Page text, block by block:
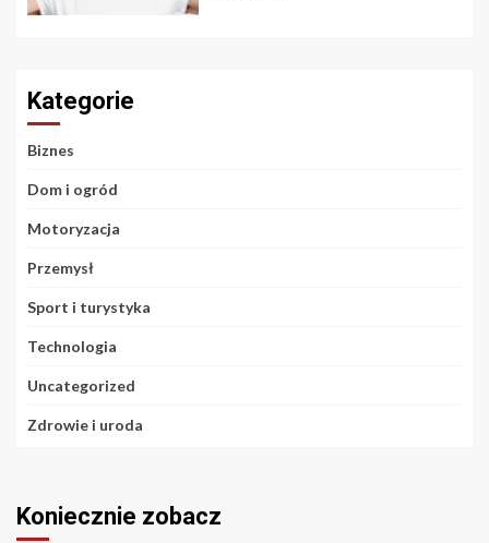
Kategorie
Biznes
Dom i ogród
Motoryzacja
Przemysł
Sport i turystyka
Technologia
Uncategorized
Zdrowie i uroda
Koniecznie zobacz